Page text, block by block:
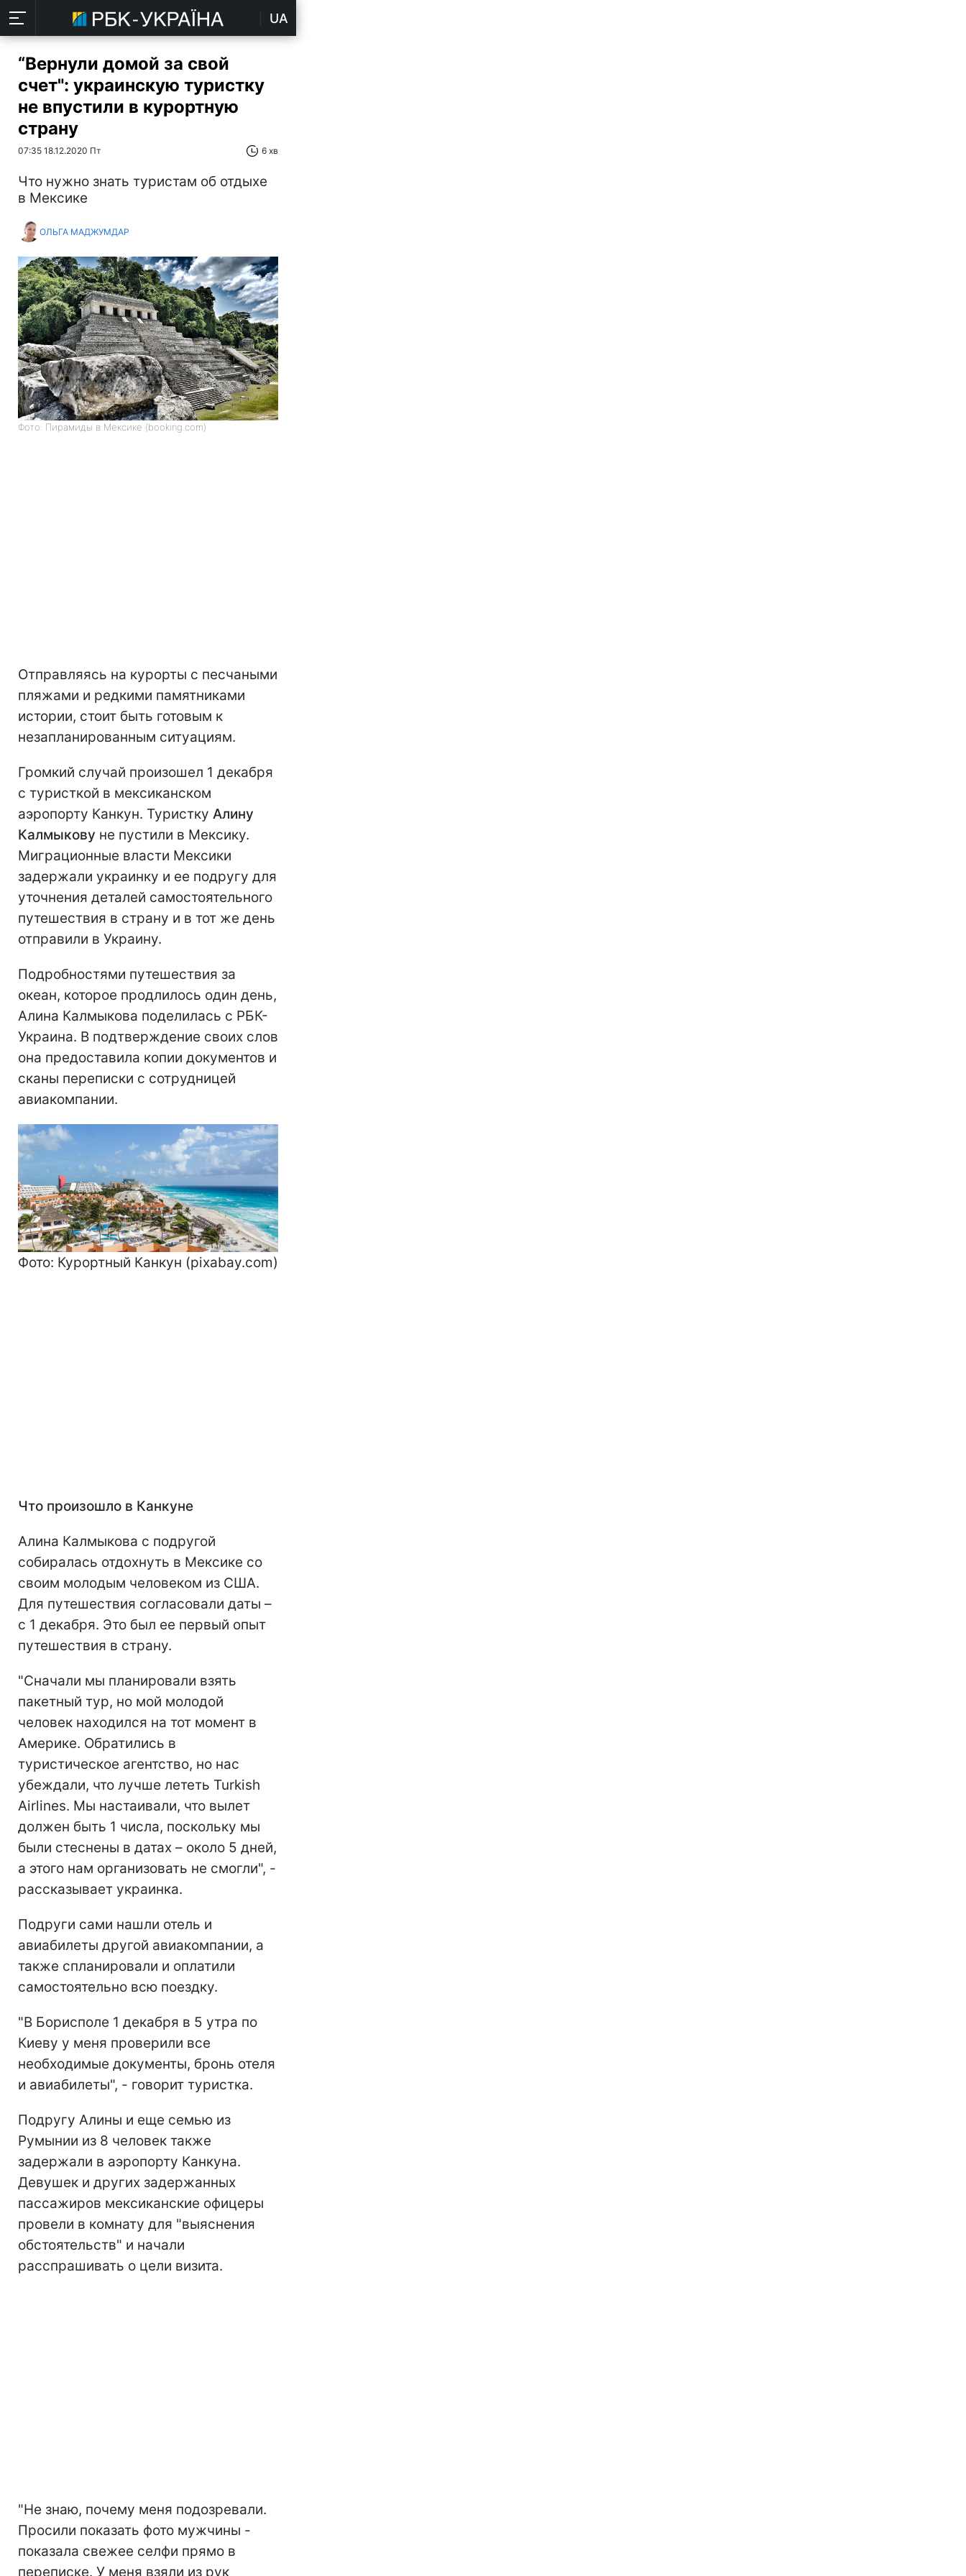
UA
“Вернули домой за свой
счет": украинскую туристку
не впустили в курортную
страну
07:35 18.12.2020 Пт 6 хв
Что нужно знать туристам об отдыхе
в Мексике
ОЛЬГА МАДЖУМДАР
Фото: Пирамиды в Мексике (booking.com)
Отправляясь на курорты с песчаными
пляжами и редкими памятниками
истории, стоит быть готовым к
незапланированным ситуациям.
Громкий случай произошел 1 декабря
с туристкой в мексиканском
аэропорту Канкун. Туристку Алину
Калмыкову не пустили в Мексику.
Миграционные власти Мексики
задержали украинку и ее подругу для
уточнения деталей самостоятельного
путешествия в страну и в тот же день
отправили в Украину.
Подробностями путешествия за
океан, которое продлилось один день,
Алина Калмыкова поделилась с РБК-
Украина. В подтверждение своих слов
она предоставила копии документов и
сканы переписки с сотрудницей
авиакомпании.
Фото: Курортный Канкун (pixabay.com)
Что произошло в Канкуне
Алина Калмыкова с подругой
собиралась отдохнуть в Мексике со
своим молодым человеком из США.
Для путешествия согласовали даты –
с 1 декабря. Это был ее первый опыт
путешествия в страну.
"Сначали мы планировали взять
пакетный тур, но мой молодой
человек находился на тот момент в
Америке. Обратились в
туристическое агентство, но нас
убеждали, что лучше лететь Turkish
Airlines. Мы настаивали, что вылет
должен быть 1 числа, поскольку мы
были стеснены в датах – около 5 дней,
а этого нам организовать не смогли", -
рассказывает украинка.
Подруги сами нашли отель и
авиабилеты другой авиакомпании, а
также спланировали и оплатили
самостоятельно всю поездку.
"В Борисполе 1 декабря в 5 утра по
Киеву у меня проверили все
необходимые документы, бронь отеля
и авиабилеты", - говорит туристка.
Подругу Алины и еще семью из
Румынии из 8 человек также
задержали в аэропорту Канкуна.
Девушек и других задержанных
пассажиров мексиканские офицеры
провели в комнату для "выяснения
обстоятельств" и начали
расспрашивать о цели визита.
"Не знаю, почему меня подозревали.
Просили показать фото мужчины -
показала свежее селфи прямо в
переписке. У меня взяли из рук